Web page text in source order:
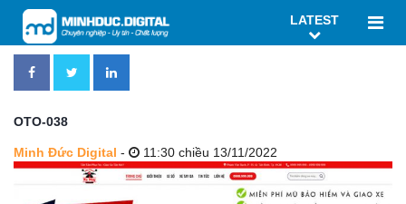
LATEST
OTO-038
Minh Đức Digital - 11:30 chiều 13/11/2022